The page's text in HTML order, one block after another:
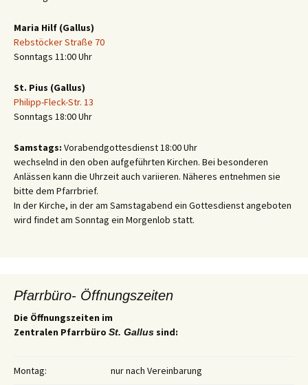
Maria Hilf (Gallus)
Rebstöcker Straße 70
Sonntags 11:00 Uhr
St. Pius (Gallus)
Philipp-Fleck-Str. 13
Sonntags 18:00 Uhr
Samstags: Vorabendgottesdienst 18:00 Uhr
wechselnd in den oben aufgeführten Kirchen. Bei besonderen
Anlässen kann die Uhrzeit auch variieren. Näheres entnehmen sie
bitte dem Pfarrbrief.
In der Kirche, in der am Samstagabend ein Gottesdienst angeboten
wird findet am Sonntag ein Morgenlob statt.
Pfarrbüro- Öffnungszeiten
Die Öffnungszeiten im
Zentralen Pfarrbüro St. Gallus sind:
Montag: nur nach Vereinbarung